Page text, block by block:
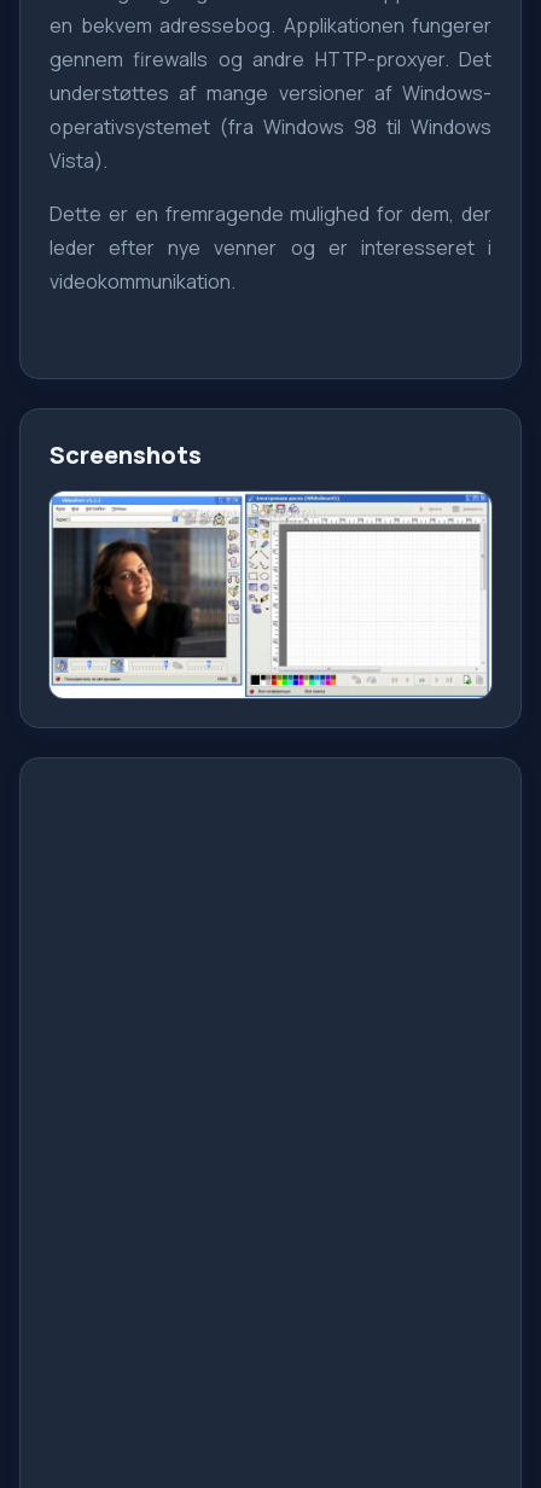
en bekvem adressebog. Applikationen fungerer
gennem firewalls og andre HTTP-proxyer. Det
understøttes af mange versioner af Windows-
operativsystemet (fra Windows 98 til Windows
Vista).
Dette er en fremragende mulighed for dem, der
leder efter nye venner og er interesseret i
videokommunikation.
Screenshots